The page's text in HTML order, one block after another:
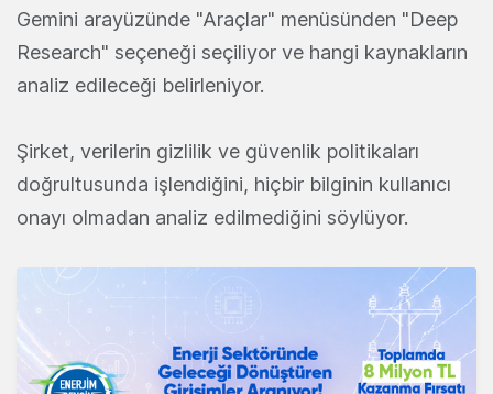
Gemini arayüzünde "Araçlar" menüsünden "Deep
Research" seçeneği seçiliyor ve hangi kaynakların
analiz edileceği belirleniyor.
Şirket, verilerin gizlilik ve güvenlik politikaları
doğrultusunda işlendiğini, hiçbir bilginin kullanıcı
onayı olmadan analiz edilmediğini söylüyor.